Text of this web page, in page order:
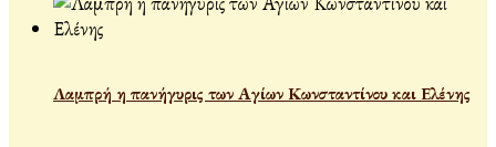
Λαμπρή η πανήγυρις των Αγίων Κωνσταντίνου και Ελένης